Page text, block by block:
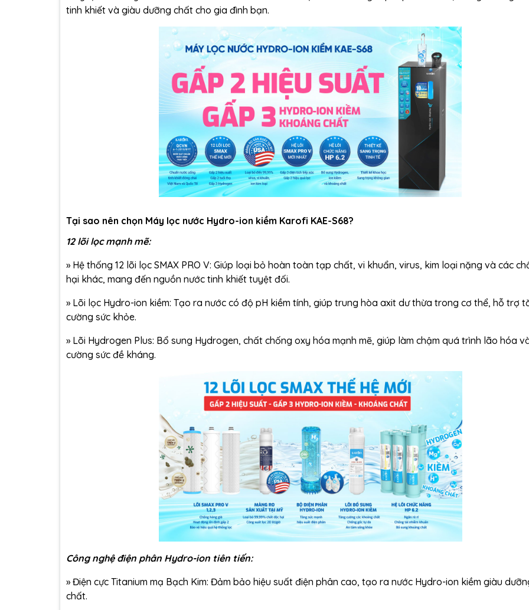
tinh khiết và giàu dưỡng chất cho gia đình bạn.
Tại sao nên chọn Máy lọc nước Hydro-ion kiềm Karofi KAE-S68?
12 lõi lọc mạnh mẽ:
» Hệ thống 12 lõi lọc SMAX PRO V: Giúp loại bỏ hoàn toàn tạp chất, vi khuẩn, virus, kim loại nặng và các
hại khác, mang đến nguồn nước tinh khiết tuyệt đối.
» Lõi lọc Hydro-ion kiềm: Tạo ra nước có độ pH kiềm tính, giúp trung hòa axit dư thừa trong cơ thể, hỗ trợ
cường sức khỏe.
» Lõi Hydrogen Plus: Bổ sung Hydrogen, chất chống oxy hóa mạnh mẽ, giúp làm chậm quá trình lão hóa
cường sức đề kháng.
Công nghệ điện phân Hydro-ion tiên tiến:
» Điện cực Titanium mạ Bạch Kim: Đảm bảo hiệu suất điện phân cao, tạo ra nước Hydro-ion kiềm giàu
chất.